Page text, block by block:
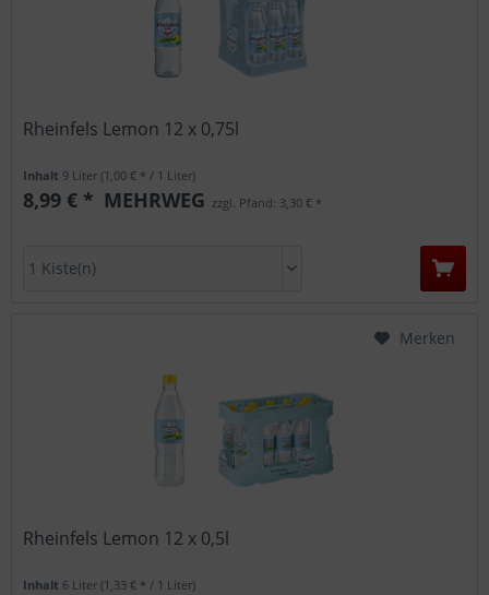
Rheinfels Lemon 12 x 0,75l
Inhalt 9 Liter(1,00 € * / 1 Liter)
8,99 € * MEHRWEG zzgl. Pfand: 3,30 € *
Rheinfels Lemon 12 x 0,5l
Inhalt 6 Liter(1,33 € * / 1 Liter)
Merken